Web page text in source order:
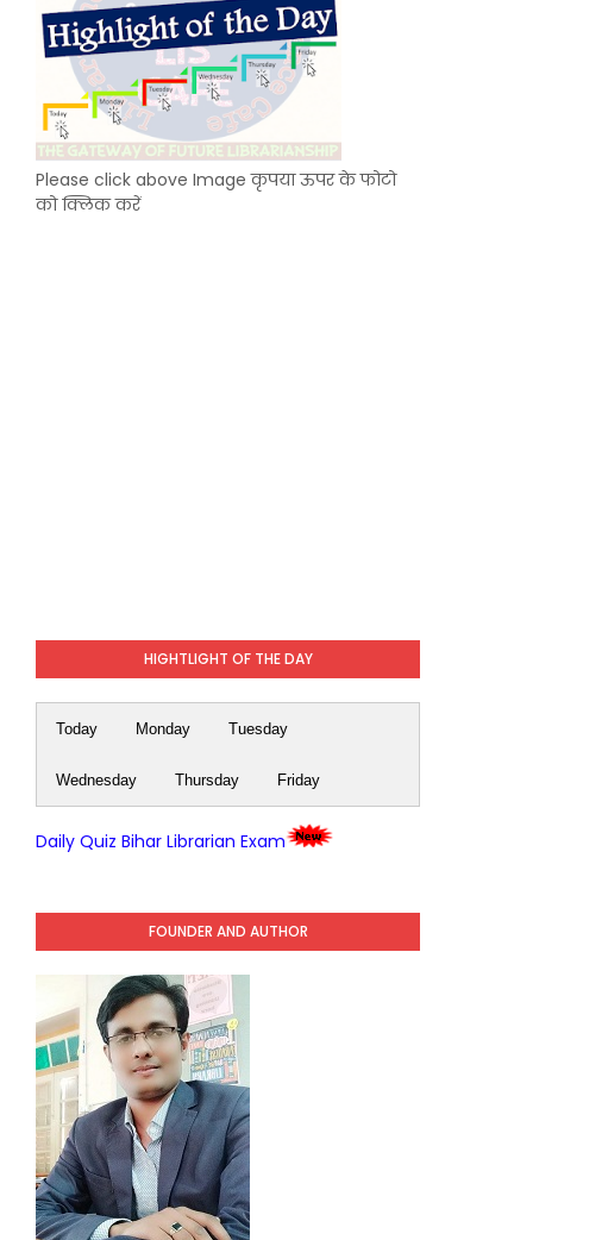
Please click above Image कृपया ऊपर के फोटो
को क्लिक करें
HIGHTLIGHT OF THE DAY
Today Monday Tuesday
Wednesday Thursday Friday
Daily Quiz Bihar Librarian Exam
FOUNDER AND AUTHOR